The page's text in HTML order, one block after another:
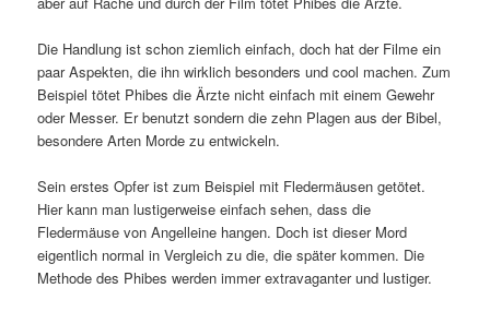
Die Handlung ist schon ziemlich einfach, doch hat der Filme ein
paar Aspekten, die ihn wirklich besonders und cool machen. Zum
Beispiel tötet Phibes die Ärzte nicht einfach mit einem Gewehr
oder Messer. Er benutzt sondern die zehn Plagen aus der Bibel,
besondere Arten Morde zu entwickeln.
Sein erstes Opfer ist zum Beispiel mit Fledermäusen getötet.
Hier kann man lustigerweise einfach sehen, dass die
Fledermäuse von Angelleine hangen. Doch ist dieser Mord
eigentlich normal in Vergleich zu die, die später kommen. Die
Methode des Phibes werden immer extravaganter und lustiger.